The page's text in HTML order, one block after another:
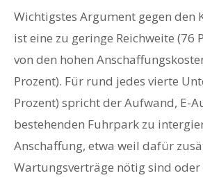
Wichtigstes Argument gegen den
ist eine zu geringe Reichweite (76
von den hohen
Prozent). Für rund jedes vierte
Prozent) spricht der Aufwand, E-
bestehenden Fuhrpark zu
Anschaffung, etwa weil dafür
Wartungsverträge nötig sind